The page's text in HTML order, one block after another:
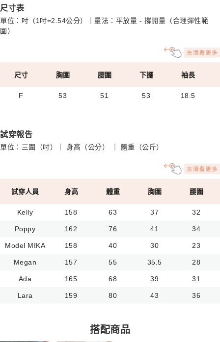
尺寸表
單位：吋（1吋=2.54公分）｜量法：平放量 - 撐開量（合理彈性範
圍）
尺寸 胸圍 腰圍 下擺 袖長
F 53 51 53 18.5
試穿報告
單位：三圍（吋）｜ 身高（公分） ｜ 體重（公斤）
試穿人員 身高 體重 胸圍 腰圍
Kelly 158 63 37 32
Poppy 162 76 41 34
Model MIKA 158 40 30 23
Megan 157 55 35.5 28
Ada 165 68 39 31
Lara 159 80 43 36
搭配商品